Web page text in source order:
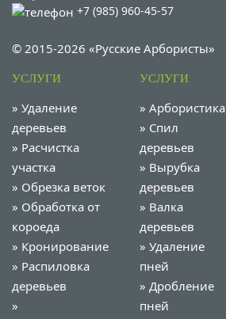
+7 (985) 960-45-57
© 2015-2026 «Русские Арбористы»
УСЛУГИ
» Удаление
деревьев
» Расчистка
участка
» Обрезка веток
» Обработка от
короеда
» Кронирование
» Распиловка
деревьев
»
УСЛУГИ
» Арбористика
» Спил
деревьев
» Вырубка
деревьев
» Валка
деревьев
» Удаление
пней
» Дробление
пней